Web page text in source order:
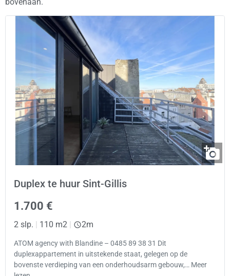
Duplex te huur Sint-Gillis
1.700 €
2 slp. | 110 m2 | 2m
ATOM agency with Blandine – 0485 89 38 31 Dit
duplexappartement in uitstekende staat, gelegen op de
bovenste verdieping van een onderhoudsarm gebouw,… Meer